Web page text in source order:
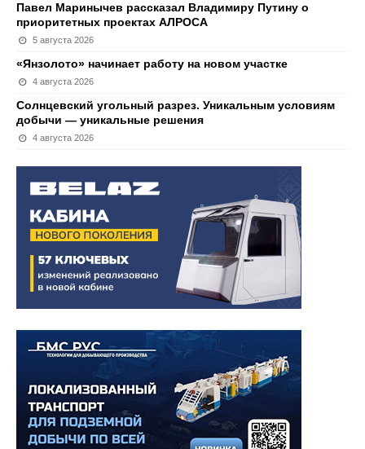
Павел Маринычев рассказал Владимиру Путину о
приоритетных проектах АЛРОСА
5 августа 2026
«Янзолото» начинает работу на новом участке
4 августа 2026
Солнцевский угольный разрез. Уникальным условиям
добычи — уникальные решения
4 августа 2026